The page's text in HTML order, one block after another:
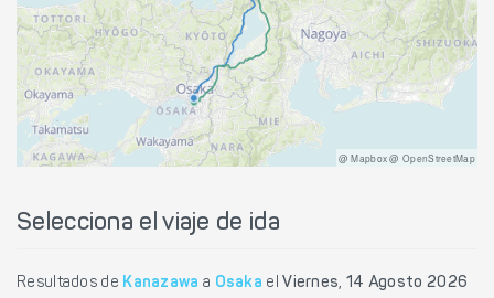
@ Mapbox @ OpenStreetMap
Selecciona el viaje de ida
Resultados de Kanazawa a Osaka elViernes, 14 Agosto 2026